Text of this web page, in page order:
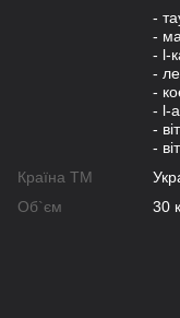
-
-
- l-
-
-
- l-
-
-
Країна ТМ
Об`єм
30